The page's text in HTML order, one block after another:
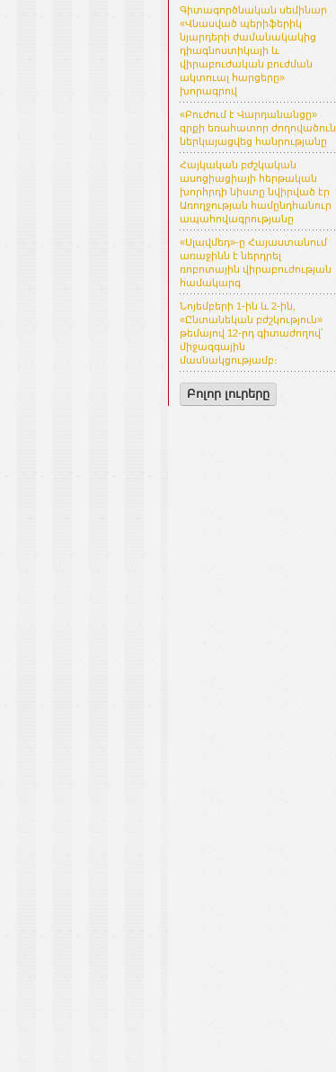
Գիտագործնական սեմինար
«Վնասված պերիֆերիկ
նյարդերի ժամանակակից
դիագնոստիկայի և
վիրաբուժական բուժման
ակտուալ հարցերը»
խորագրով
«Բուժում է Վարդանանցը»
գրքի եռահատոր ժողովածուն
ներկայացվեց հանրությանը
Հայկական բժշկական
ասոցիացիայի հերթական
խորհրդի նիստը նվիրված էր
Առողջության համընդհանուր
ապահովագրությանը
«Սլավմեդ»-ը Հայաստանում
առաջինն է ներդրել
ռոբոտային վիրաբուժության
համակարգ
Նոյեմբերի 1-ին և 2-ին,
«Ընտանեկան բժշկություն»
թեմայով 12-րդ գիտաժողով՝
միջազգային
մասնակցությամբ։
Բոլոր լուրերը